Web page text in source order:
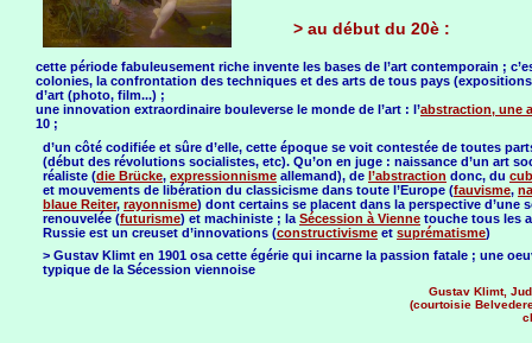
> au début du 20è :
cette période fabuleusement riche invente les bases de l’art contemporain ;
colonies, la confrontation des techniques et des arts de tous pays
d’art (photo, film...) ;
une innovation extraordinaire bouleverse le monde de l’art : l’abstraction, une
10 ;
d’un côté codifiée et sûre d’elle, cette époque se voit contestée de toutes
(début des révolutions socialistes, etc). Qu’on en juge : naissance d’un art
réaliste (die Brücke, expressionnisme allemand), de l’abstraction donc, du
et mouvements de libération du classicisme dans toute l’Europe (fauvisme,
blaue Reiter, rayonnisme) dont certains se placent dans la perspective d’une
renouvelée (futurisme) et machiniste ; la Sécession à Vienne touche tous les
Russie est un creuset d’innovations (constructivisme et suprématisme)
> Gustav Klimt en 1901 osa cette égérie qui incarne la passion fatale ; une
typique de la Sécession viennoise
Gustav Klimt,
(courtoisie